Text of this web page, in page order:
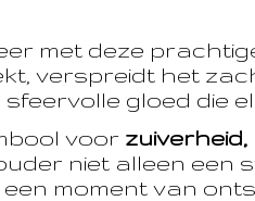
met deze
verspreidt het
gloed die
voor
niet alleen een
moment van